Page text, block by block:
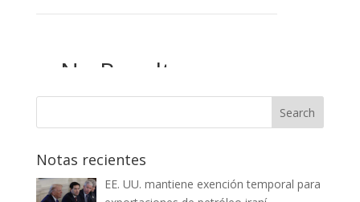
Notas recientes
EE. UU. mantiene exención temporal para